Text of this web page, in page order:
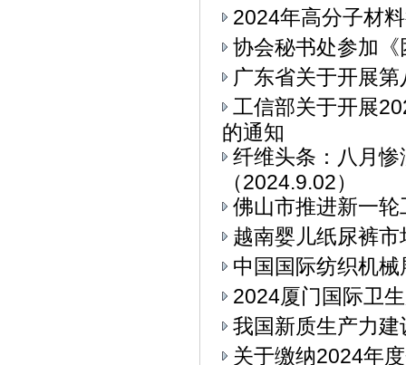
2024年高分子材
协会秘书处参加
广东省关于开展
工信部关于开展
的通知
纤维头条：八月
（2024.9.02）
佛山市推进新一
越南婴儿纸尿裤
中国国际纺织机
2024厦门国际卫
我国新质生产力
关于缴纳2024年